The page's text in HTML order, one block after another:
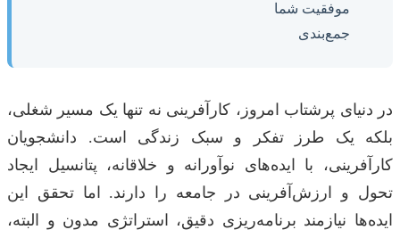
موفقیت شما
جمع‌بندی
در دنیای پرشتاب امروز، کارآفرینی نه تنها یک مسیر شغلی،
بلکه یک طرز تفکر و سبک زندگی است. دانشجویان
کارآفرینی، با ایده‌های نوآورانه و خلاقانه، پتانسیل ایجاد
تحول و ارزش‌آفرینی در جامعه را دارند. اما تحقق این
ایده‌ها نیازمند برنامه‌ریزی دقیق، استراتژی مدون و البته،